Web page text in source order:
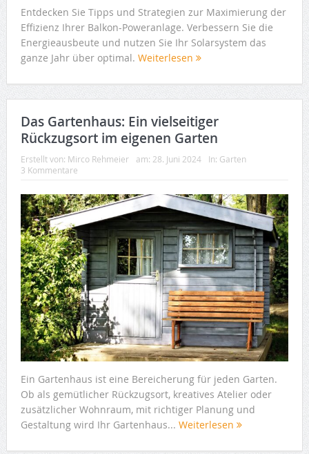
Entdecken Sie Tipps und Strategien zur Maximierung der
Effizienz Ihrer Balkon-Poweranlage. Verbessern Sie die
Energieausbeute und nutzen Sie Ihr Solarsystem das
ganze Jahr über optimal. Weiterlesen
Das Gartenhaus: Ein vielseitiger
Rückzugsort im eigenen Garten
Erstellt von: Mirco Rehmeier am: 28. Juni 2024 In: Garten
3 Kommentare
Ein Gartenhaus ist eine Bereicherung für jeden Garten.
Ob als gemütlicher Rückzugsort, kreatives Atelier oder
zusätzlicher Wohnraum, mit richtiger Planung und
Gestaltung wird Ihr Gartenhaus... Weiterlesen